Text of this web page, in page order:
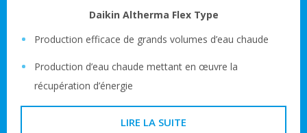
Daikin Altherma Flex Type
Production efficace de grands volumes d’eau chaude
Production d’eau chaude mettant en œuvre la
récupération d’énergie
LIRE LA SUITE